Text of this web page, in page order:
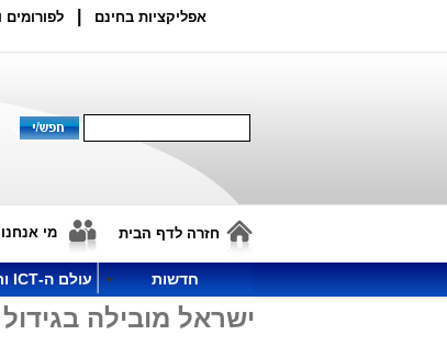
אפליקציות בחינם לפורומים
חזרה לדף הבית מי אנחנו
חדשות עולם ה-ICT ותקשורת
ישראל מובילה